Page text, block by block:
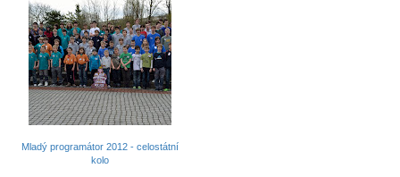
Mladý programátor 2012 - celostátní
kolo